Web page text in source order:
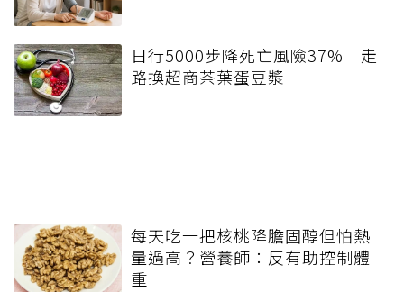
日行5000步降死亡風險37% 走
路換超商茶葉蛋豆漿
每天吃一把核桃降膽固醇但怕熱
量過高？營養師：反有助控制體
重